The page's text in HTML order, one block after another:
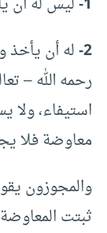
2- له أن يأخذ
رحمه الله –
استيفاء، ولا
معاوضة فلا
والمجوزون
ثبتت